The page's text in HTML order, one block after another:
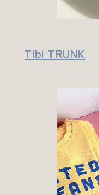
Tibi TRUNK